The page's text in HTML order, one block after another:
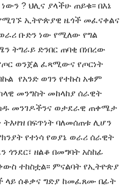
? ህሊና ያላችሁ ጠይቁ፡፡ በእኔ
ኢትዮጵያዊ ዜጎች መፈናቀልና
ቡድን ነው የሚለው የግል
ትግራይ ድንበር ጠባቂ በነበረው
ወንጀል ፈጻሚውና የጦርነት
የአንድ ወገን የተኩስ አቁም
መንግስት መከላከያ ሰራዊት
መንገዶችንና ወታደራዊ ጠቀሜታ
በፍጥነት ባለመሰጠቱ ሊሆን
የተነሳ የወያኔ ወራሪ ሰራዊት
ዘልቆ በመግባት አስከፊ
ተከስቷል፡፡ ምናልባት የኢትዮጵያ
ላይ ሰቆቃና ግድያ ከመፈጸሙ በፊት